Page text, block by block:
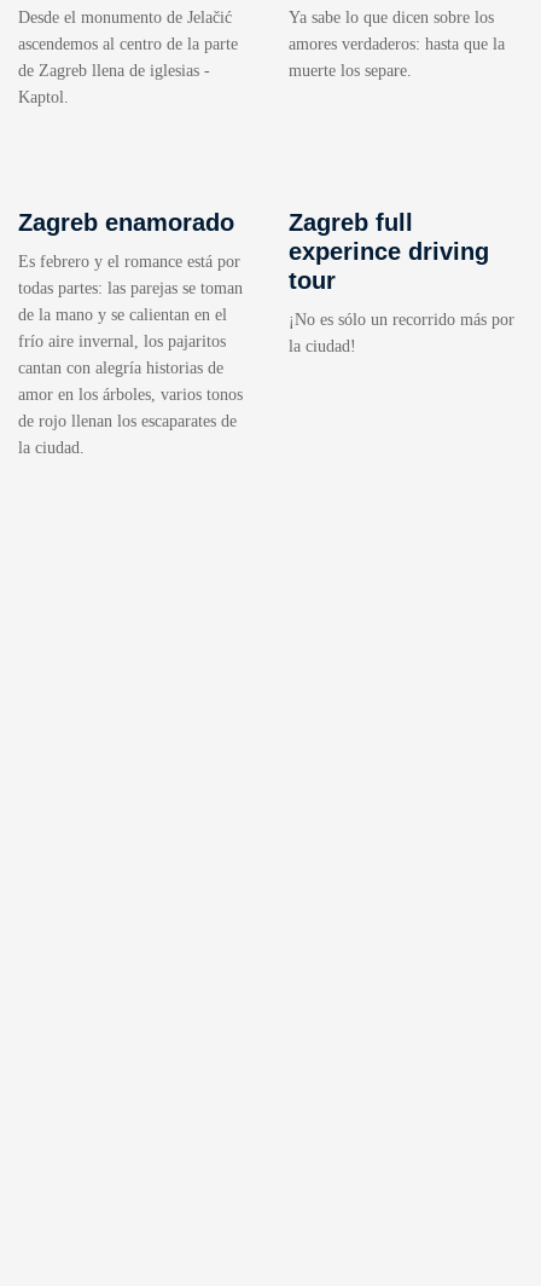
Desde el monumento de Jelačić
ascendemos al centro de la parte
de Zagreb llena de iglesias -
Kaptol.
Ya sabe lo que dicen sobre los
amores verdaderos: hasta que la
muerte los separe.
Zagreb enamorado
Es febrero y el romance está por
todas partes: las parejas se toman
de la mano y se calientan en el
frío aire invernal, los pajaritos
cantan con alegría historias de
amor en los árboles, varios tonos
de rojo llenan los escaparates de
la ciudad.
Zagreb full
experince driving
tour
¡No es sólo un recorrido más por
la ciudad!